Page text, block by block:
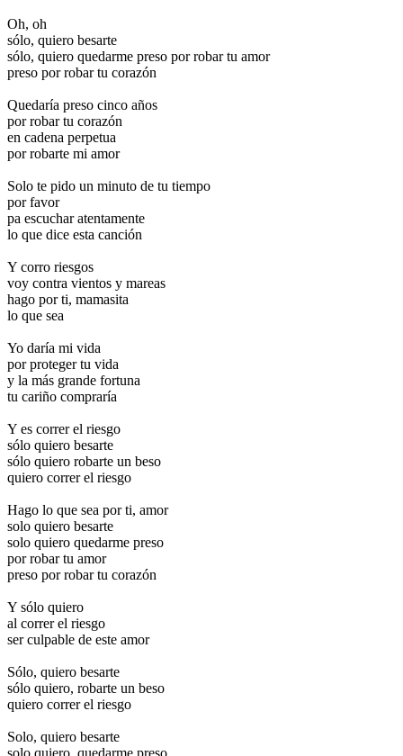
Oh, oh
sólo, quiero besarte
sólo, quiero quedarme preso por robar tu amor
preso por robar tu corazón
Quedaría preso cinco años
por robar tu corazón
en cadena perpetua
por robarte mi amor
Solo te pido un minuto de tu tiempo
por favor
pa escuchar atentamente
lo que dice esta canción
Y corro riesgos
voy contra vientos y mareas
hago por ti, mamasita
lo que sea
Yo daría mi vida
por proteger tu vida
y la más grande fortuna
tu cariño compraría
Y es correr el riesgo
sólo quiero besarte
sólo quiero robarte un beso
quiero correr el riesgo
Hago lo que sea por ti, amor
solo quiero besarte
solo quiero quedarme preso
por robar tu amor
preso por robar tu corazón
Y sólo quiero
al correr el riesgo
ser culpable de este amor
Sólo, quiero besarte
sólo quiero, robarte un beso
quiero correr el riesgo
Solo, quiero besarte
solo quiero, quedarme preso